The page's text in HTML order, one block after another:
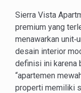
Sierra Vista
premium yang
menawarkan
desain interior
definisi ini karena
“apartemen
properti memiliki